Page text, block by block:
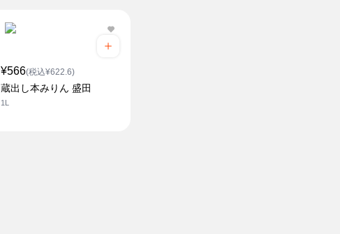
¥566(税込¥622.6)
蔵出し本みりん 盛田
1L